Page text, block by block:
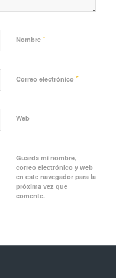
Nombre *
Correo electrónico *
Web
Guarda mi nombre,
correo electrónico y web
en este navegador para la
próxima vez que
comente.